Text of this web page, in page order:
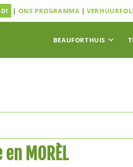
| ONS PROGRAMMA |
BEAUFORTHUIS
MORÈL